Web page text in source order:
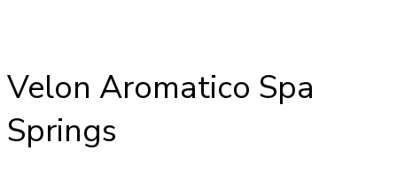
Velon Aromatico Spa
Springs